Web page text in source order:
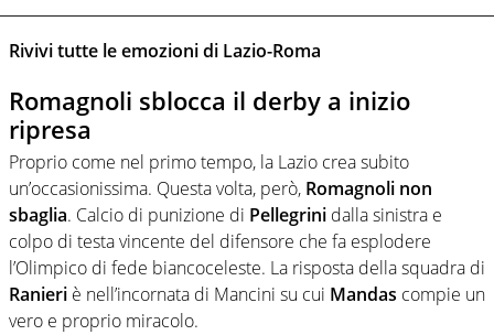
Rivivi tutte le emozioni di Lazio-Roma
Romagnoli sblocca il derby a inizio
ripresa
Proprio come nel primo tempo, la Lazio crea subito
un’occasionissima. Questa volta, però, Romagnoli non
sbaglia. Calcio di punizione di Pellegrini dalla sinistra e
colpo di testa vincente del difensore che fa esplodere
l’Olimpico di fede biancoceleste. La risposta della squadra di
Ranieri è nell’incornata di Mancini su cui Mandas compie un
vero e proprio miracolo.